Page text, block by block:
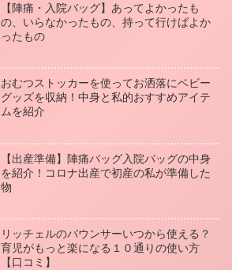
【陣痛・入院バッグ】あってよかったも
の、いらなかったもの、持って行けばよか
ったもの
おむつストッカーを使ってお洒落にベビー
グッズを収納！中身と私的おすすめアイテ
ムを紹介
【出産準備】陣痛バッグ入院バッグの中身
を紹介！コロナ出産で初産の私が準備した
物
リッチェルのバウンサーいつから使える？
育児がもっと楽になる１０通りの使い方
【口コミ】